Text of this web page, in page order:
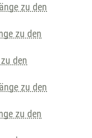
zu den
zu den
den
zu den
zu den